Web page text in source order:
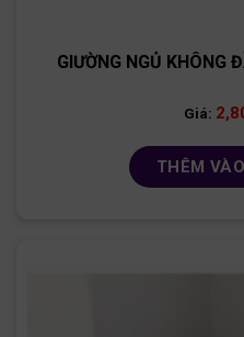
GIƯỜNG NGỦ KHÔNG
Giá:
THÊM